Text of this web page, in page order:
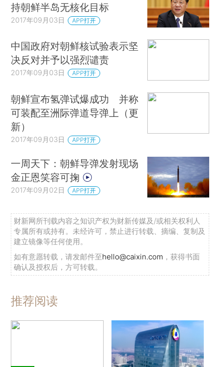
持朝鲜半岛无核化目标
2017年09月03日 APP打开
中国政府对朝鲜核试验表示坚
决反对并予以强烈谴责
2017年09月03日 APP打开
朝鲜宣布氢弹试爆成功 并称
可装配至洲际弹道导弹上（更
新）
2017年09月03日 APP打开
一周天下：朝鲜导弹发射现场
金正恩笑容可掬
2017年09月02日 APP打开
财新网所刊载内容之知识产权为财新传媒及/或相关权利人
专属所有或持有。未经许可，禁止进行转载、摘编、复制及
建立镜像等任何使用。
如有意愿转载，请发邮件至hello@caixin.com ，获得书面
确认及授权后，方可转载。
推荐阅读